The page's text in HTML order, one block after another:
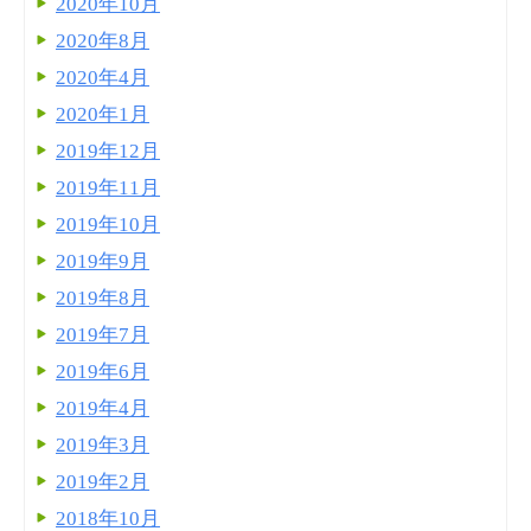
2020年8月
2020年4月
2020年1月
2019年12月
2019年11月
2019年10月
2019年9月
2019年8月
2019年7月
2019年6月
2019年4月
2019年3月
2019年2月
2018年10月